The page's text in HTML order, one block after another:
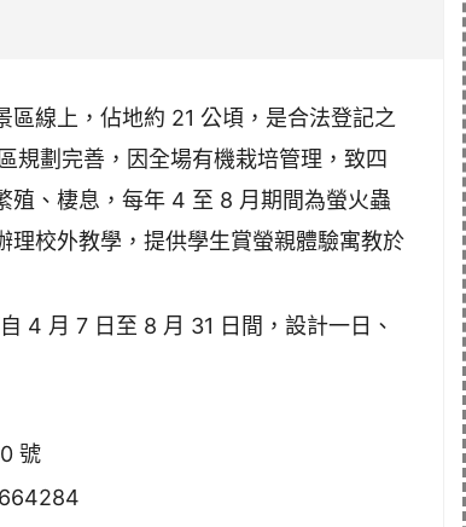
區線上，佔地約 21 公頃，是合法登記之
規劃完善，因全場有機栽培管理，致四
殖、棲息，每年 4 至 8 月期間為螢火蟲
理校外教學，提供學生賞螢親體驗寓教於
4 月 7 日至 8 月 31 日間，設計一日、
號